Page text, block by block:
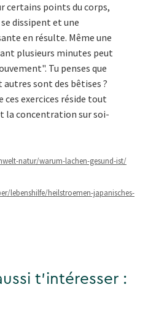
certains points du corps,
dissipent et une
en résulte. Même une
plusieurs minutes peut
Tu penses que
sont des bêtises ?
ces exercices réside tout
la concentration sur soi-
natur/warum-lachen-gesund-ist/
lebenshilfe/heilstroemen-japanisches-
t'intéresser :